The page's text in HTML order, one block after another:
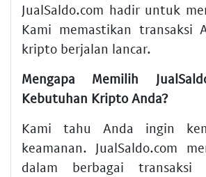
JualSaldo.com hadir untuk
Kami memastikan transaksi
kripto berjalan lancar.
Mengapa Memilih
Kebutuhan Kripto Anda?
Kami tahu Anda ingin
keamanan. JualSaldo.com
dalam berbagai transaksi